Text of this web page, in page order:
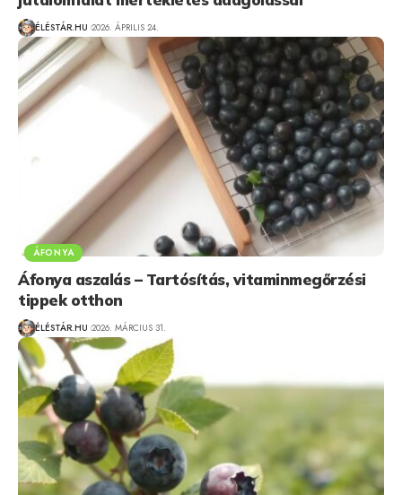
ÉLÉSTÁR.HU 2026. ÁPRILIS 24.
ÁFONYA
Áfonya aszalás – Tartósítás, vitaminmegőrzési
tippek otthon
ÉLÉSTÁR.HU 2026. MÁRCIUS 31.